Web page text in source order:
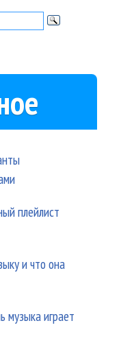
плейлист
и что она
музыка играет